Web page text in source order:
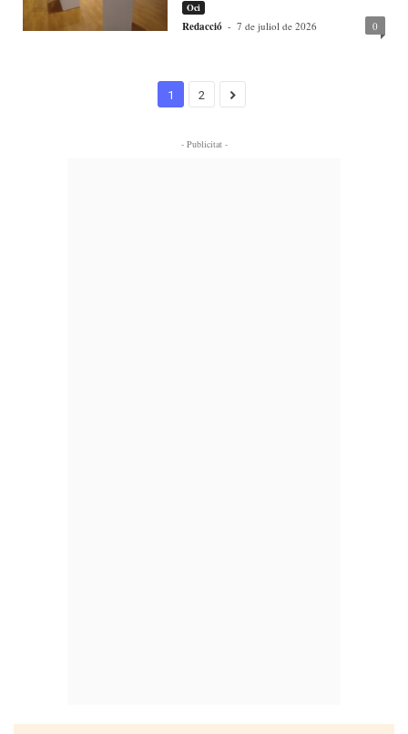
Oci
Redacció - 7 de juliol de 2026 0
1 2
- Publicitat -